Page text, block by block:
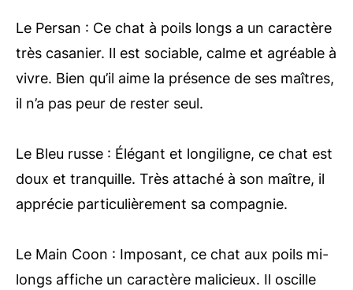
Le Persan : Ce chat à poils longs a un caractère
très casanier. Il est sociable, calme et agréable à
vivre. Bien qu’il aime la présence de ses maîtres,
il n’a pas peur de rester seul.
Le Bleu russe : Élégant et longiligne, ce chat est
doux et tranquille. Très attaché à son maître, il
apprécie particulièrement sa compagnie.
Le Main Coon : Imposant, ce chat aux poils mi-
longs affiche un caractère malicieux. Il oscille